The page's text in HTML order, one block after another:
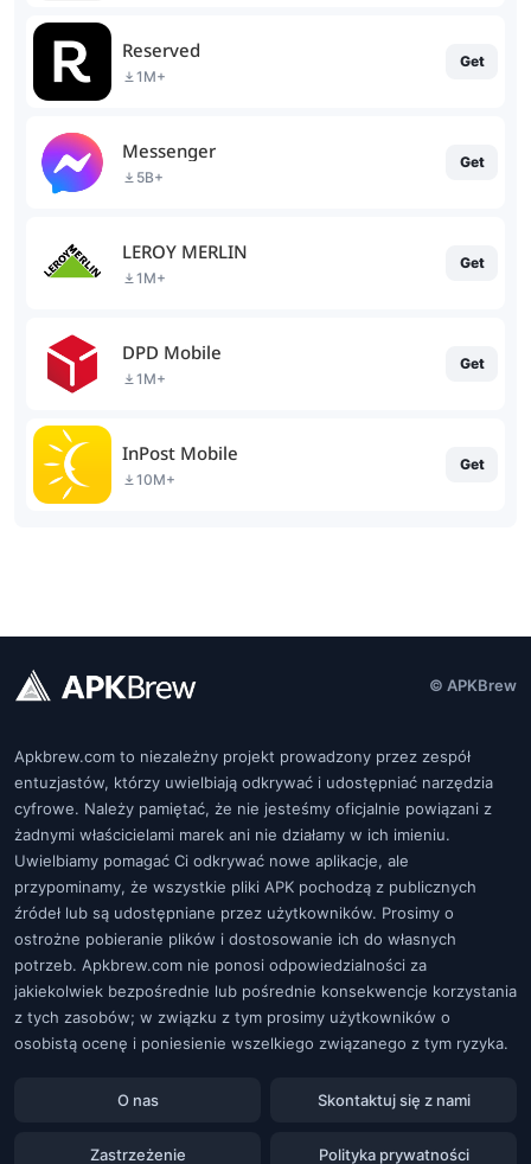
Reserved
1M+
Get
Messenger
5B+
Get
LEROY MERLIN
1M+
Get
DPD Mobile
1M+
Get
InPost Mobile
10M+
Get
© APKBrew
Apkbrew.com to niezależny projekt prowadzony przez zespół
entuzjastów, którzy uwielbiają odkrywać i udostępniać narzędzia
cyfrowe. Należy pamiętać, że nie jesteśmy oficjalnie powiązani z
żadnymi właścicielami marek ani nie działamy w ich imieniu.
Uwielbiamy pomagać Ci odkrywać nowe aplikacje, ale
przypominamy, że wszystkie pliki APK pochodzą z publicznych
źródeł lub są udostępniane przez użytkowników. Prosimy o
ostrożne pobieranie plików i dostosowanie ich do własnych
potrzeb. Apkbrew.com nie ponosi odpowiedzialności za
jakiekolwiek bezpośrednie lub pośrednie konsekwencje korzystania
z tych zasobów; w związku z tym prosimy użytkowników o
osobistą ocenę i poniesienie wszelkiego związanego z tym ryzyka.
O nas Skontaktuj się z nami
Zastrzeżenie Polityka prywatności